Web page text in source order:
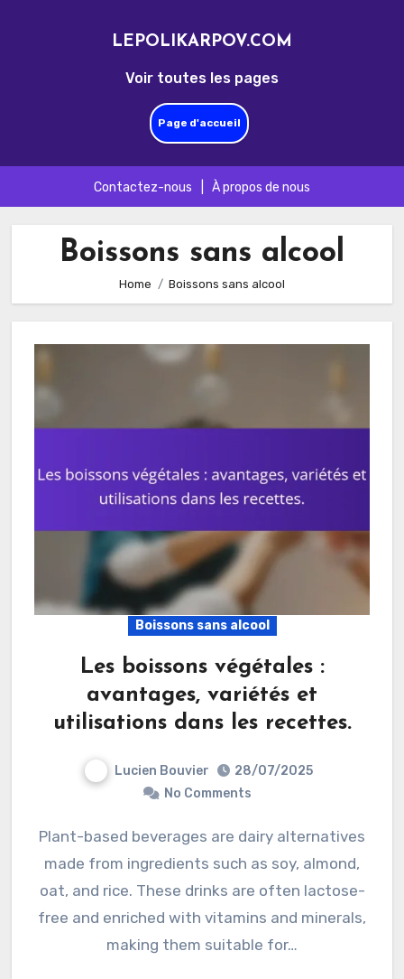
Voir toutes les pages
LEPOLIKARPOV.COM
Page d'accueil
Contactez-nous À propos de nous
Boissons sans alcool
Home Boissons sans alcool
Boissons sans alcool
Les boissons végétales :
avantages, variétés et
utilisations dans les recettes.
Lucien Bouvier
28/07/2025
No Comments
Plant-based beverages are dairy alternatives
made from ingredients such as soy, almond,
oat, and rice. These drinks are often lactose-
free and enriched with vitamins and minerals,
making them suitable for…